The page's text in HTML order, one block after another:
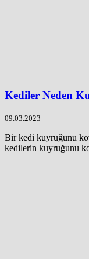
Kediler Neden
09.03.2023
Bir kedi kuyruğunu
kedilerin kuyruğunu